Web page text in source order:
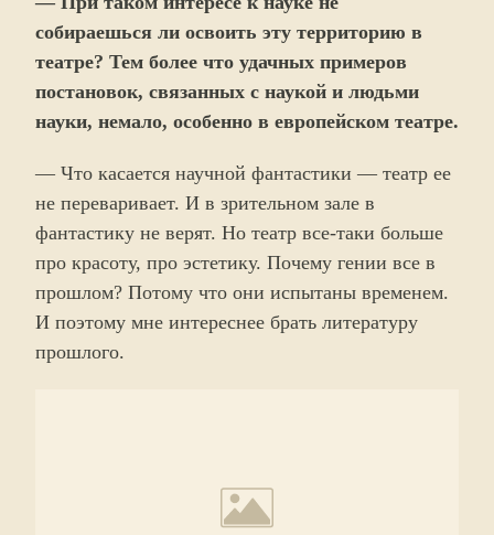
собираешься ли освоить эту территорию в
театре? Тем более что удачных примеров
постановок, связанных с наукой и людьми
науки, немало, особенно в европейском театре.
— Что касается научной фантастики — театр ее
не переваривает. И в зрительном зале в
фантастику не верят. Но театр все-таки больше
про красоту, про эстетику. Почему гении все в
прошлом? Потому что они испытаны временем.
И поэтому мне интереснее брать литературу
прошлого.